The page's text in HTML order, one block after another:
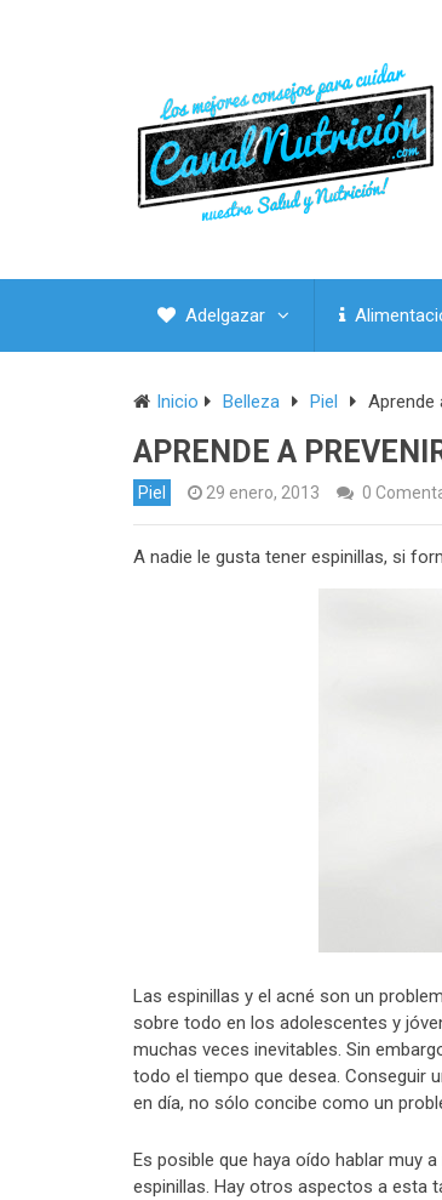
Adelgazar
Inicio Belleza Piel Aprende
APRENDE A
Piel 29 enero, 2013 0
A nadie le gusta tener espinillas, si
Las espinillas y el acné son un
sobre todo en los adolescentes y
muchas veces inevitables. Sin
todo el tiempo que desea. Conseguir
en día, no sólo concibe como un
Es posible que haya oído hablar muy
espinillas. Hay otros aspectos a esta